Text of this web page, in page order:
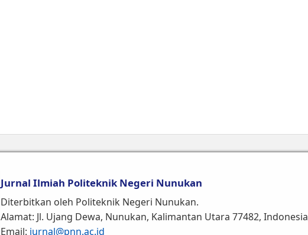
Jurnal Ilmiah Politeknik Negeri Nunukan
Diterbitkan oleh Politeknik Negeri Nunukan.
Alamat: Jl. Ujang Dewa, Nunukan, Kalimantan Utara 77482, Indonesia
Email: jurnal@pnn.ac.id